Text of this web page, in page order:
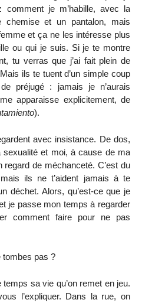
comment je m’habille, avec la
chemise et un pantalon, mais
et ça ne les intéresse plus
ou qui je suis. Si je te montre
tu verras que j’ai fait plein de
ils te tuent d’un simple coup
préjugé : jamais je n’aurais
apparaisse explicitement, de
).
avec insistance. De dos,
et moi, à cause de ma
regard de méchanceté. C’est du
ils ne t’aident jamais à te
déchet. Alors, qu’est-ce que je
je passe mon temps à regarder
comment faire pour ne pas
tombes pas ?
sa vie qu’on remet en jeu.
l’expliquer. Dans la rue, on